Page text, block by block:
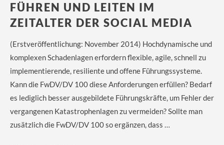
FÜHREN UND LEITEN IM
ZEITALTER DER SOCIAL MEDIA
(Erstveröffentlichung: November 2014) Hochdynamische und
komplexen Schadenlagen erfordern flexible, agile, schnell zu
implementierende, resiliente und offene Führungssysteme.
Kann die FwDV/DV 100 diese Anforderungen erfüllen? Bedarf
es lediglich besser ausgebildete Führungskräfte, um Fehler der
vergangenen Katastrophenlagen zu vermeiden? Sollte man
zusätzlich die FwDV/DV 100 so ergänzen, dass …